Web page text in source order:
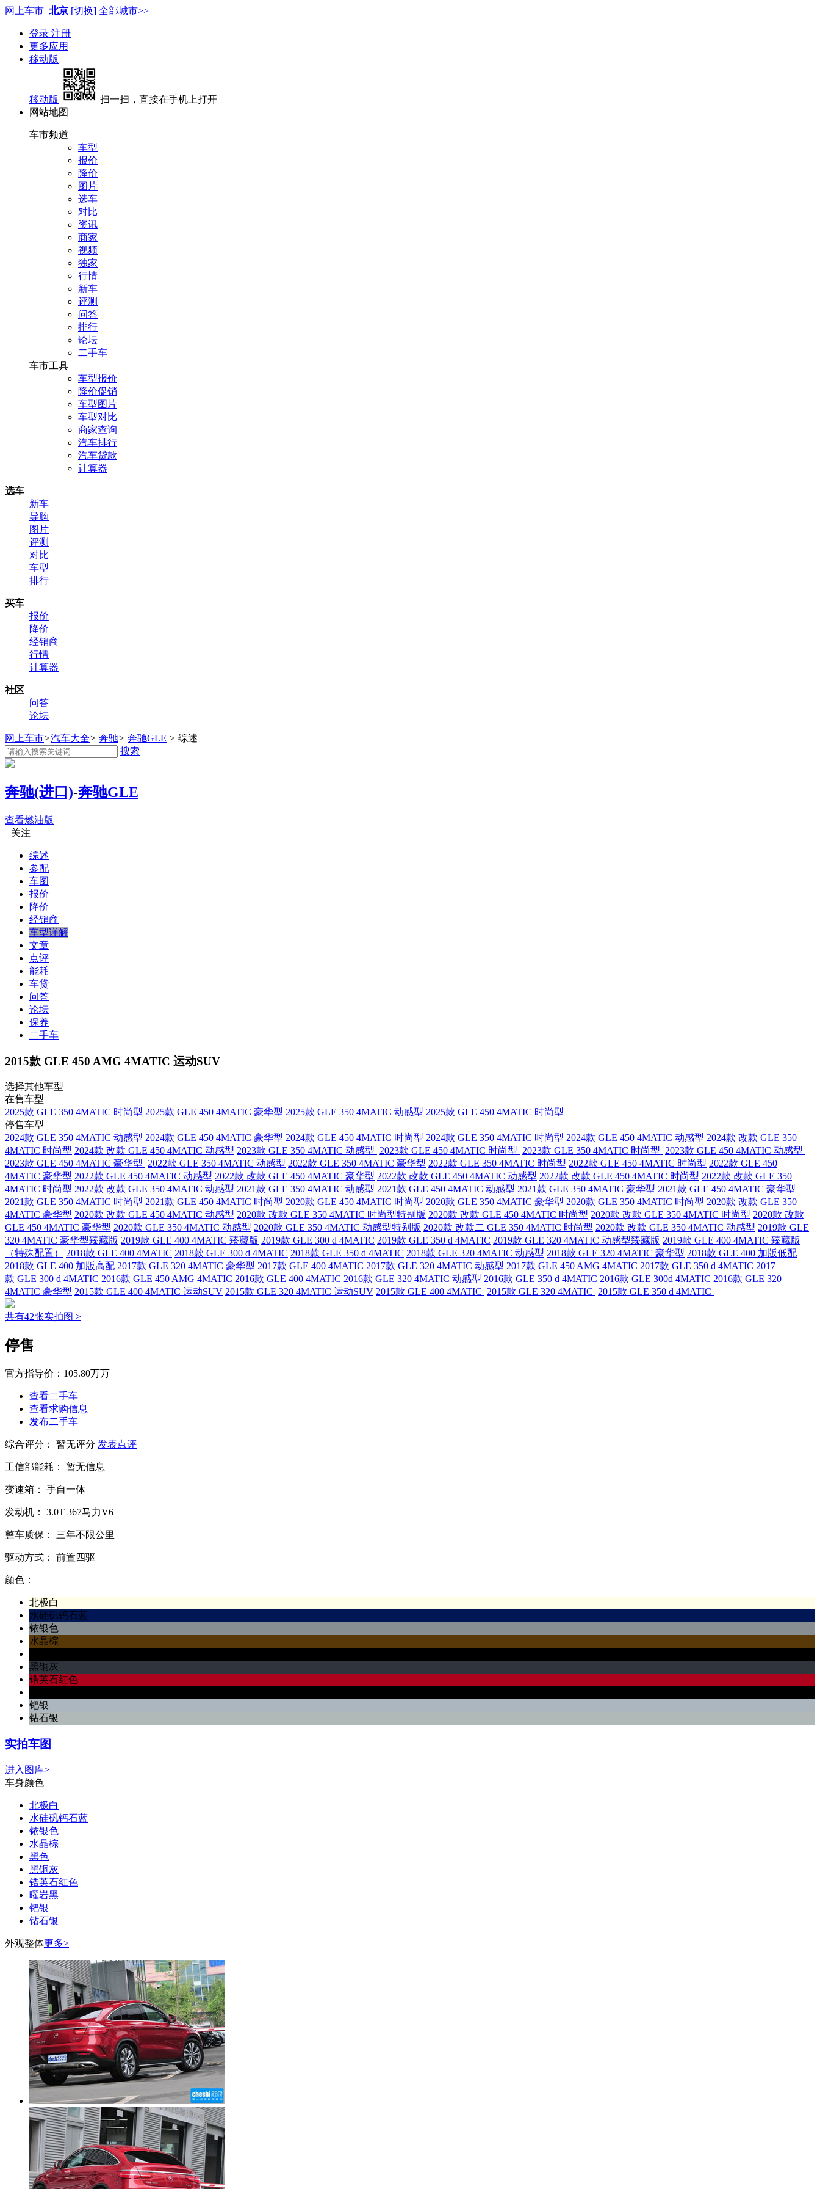
网上车市 北京 [切换] 全部城市>>
登录 注册
更多应用
移动版
移动版
扫一扫，直接在手机上打开
网站地图
车市频道
车型
报价
降价
图片
选车
对比
资讯
商家
视频
独家
行情
新车
评测
问答
排行
论坛
二手车
车市工具
车型报价
降价促销
车型图片
车型对比
商家查询
汽车排行
汽车贷款
计算器
选车
新车
导购
图片
评测
对比
车型
排行
买车
报价
降价
经销商
行情
计算器
社区
问答
论坛
网上车市>汽车大全> 奔驰> 奔驰GLE > 综述
搜索
奔驰(进口)-奔驰GLE
查看燃油版
关注
综述
参配
车图
报价
降价
经销商
车型详解
文章
点评
能耗
车贷
问答
论坛
保养
二手车
2015款 GLE 450 AMG 4MATIC 运动SUV
选择其他车型
在售车型
2025款 GLE 350 4MATIC 时尚型 2025款 GLE 450 4MATIC 豪华型 2025款 GLE 350 4MATIC 动感型 2025款 GLE 450 4MATIC 时尚型
停售车型
2024款 GLE 350 4MATIC 动感型 2024款 GLE 450 4MATIC 豪华型 2024款 GLE 450 4MATIC 时尚型 2024款 GLE 350 4MATIC 时尚型 2024款 GLE 450 4MATIC 动感型 2024款 改款 GLE 350
4MATIC 时尚型 2024款 改款 GLE 450 4MATIC 动感型 2023款 GLE 350 4MATIC 动感型 2023款 GLE 450 4MATIC 时尚型 2023款 GLE 350 4MATIC 时尚型 2023款 GLE 450 4MATIC 动感型
2023款 GLE 450 4MATIC 豪华型 2022款 GLE 350 4MATIC 动感型 2022款 GLE 350 4MATIC 豪华型 2022款 GLE 350 4MATIC 时尚型 2022款 GLE 450 4MATIC 时尚型 2022款 GLE 450
4MATIC 豪华型 2022款 GLE 450 4MATIC 动感型 2022款 改款 GLE 450 4MATIC 豪华型 2022款 改款 GLE 450 4MATIC 动感型 2022款 改款 GLE 450 4MATIC 时尚型 2022款 改款 GLE 350
4MATIC 时尚型 2022款 改款 GLE 350 4MATIC 动感型 2021款 GLE 350 4MATIC 动感型 2021款 GLE 450 4MATIC 动感型 2021款 GLE 350 4MATIC 豪华型 2021款 GLE 450 4MATIC 豪华型
2021款 GLE 350 4MATIC 时尚型 2021款 GLE 450 4MATIC 时尚型 2020款 GLE 450 4MATIC 时尚型 2020款 GLE 350 4MATIC 豪华型 2020款 GLE 350 4MATIC 时尚型 2020款 改款 GLE 350
4MATIC 豪华型 2020款 改款 GLE 450 4MATIC 动感型 2020款 改款 GLE 350 4MATIC 时尚型特别版 2020款 改款 GLE 450 4MATIC 时尚型 2020款 改款 GLE 350 4MATIC 时尚型 2020款 改款
GLE 450 4MATIC 豪华型 2020款 GLE 350 4MATIC 动感型 2020款 GLE 350 4MATIC 动感型特别版 2020款 改款二 GLE 350 4MATIC 时尚型 2020款 改款 GLE 350 4MATIC 动感型 2019款 GLE
320 4MATIC 豪华型臻藏版 2019款 GLE 400 4MATIC 臻藏版 2019款 GLE 300 d 4MATIC 2019款 GLE 350 d 4MATIC 2019款 GLE 320 4MATIC 动感型臻藏版 2019款 GLE 400 4MATIC 臻藏版
（特殊配置）
2018款 GLE 400 4MATIC 2018款 GLE 300 d 4MATIC 2018款 GLE 350 d 4MATIC 2018款 GLE 320 4MATIC 动感型 2018款 GLE 320 4MATIC 豪华型 2018款 GLE 400 加版低配
2018款 GLE 400 加版高配 2017款 GLE 320 4MATIC 豪华型 2017款 GLE 400 4MATIC 2017款 GLE 320 4MATIC 动感型 2017款 GLE 450 AMG 4MATIC 2017款 GLE 350 d 4MATIC 2017
款 GLE 300 d 4MATIC 2016款 GLE 450 AMG 4MATIC 2016款 GLE 400 4MATIC 2016款 GLE 320 4MATIC 动感型 2016款 GLE 350 d 4MATIC 2016款 GLE 300d 4MATIC 2016款 GLE 320
4MATIC 豪华型 2015款 GLE 400 4MATIC 运动SUV 2015款 GLE 320 4MATIC 运动SUV 2015款 GLE 400 4MATIC 2015款 GLE 320 4MATIC 2015款 GLE 350 d 4MATIC
共有42张实拍图 >
停售
官方指导价： 105.80万万
查看二手车
查看求购信息
发布二手车
综合评分： 暂无评分 发表点评
工信部能耗： 暂无信息
变速箱： 手自一体
发动机： 3.0T 367马力V6
整车质保： 三年不限公里
驱动方式： 前置四驱
颜色：
北极白
水硅矾钙石蓝
铱银色
水晶棕
黑铜灰
锆英石红色
钯银
钻石银
实拍车图
进入图库>
车身颜色
北极白
水硅矾钙石蓝
铱银色
水晶棕
黑色
黑铜灰
锆英石红色
曜岩黑
钯银
钻石银
外观整体更多>